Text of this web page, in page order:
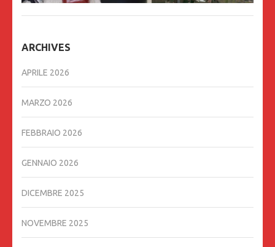
ARCHIVES
APRILE 2026
MARZO 2026
FEBBRAIO 2026
GENNAIO 2026
DICEMBRE 2025
NOVEMBRE 2025